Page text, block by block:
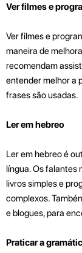
Ver filmes e
Ver filmes e
maneira de
recomendam
entender melhor a
frases são usadas.
Ler em hebreo
Ler em hebreo é
língua. Os falantes
livros simples e
complexos.
e blogues, para
Praticar a